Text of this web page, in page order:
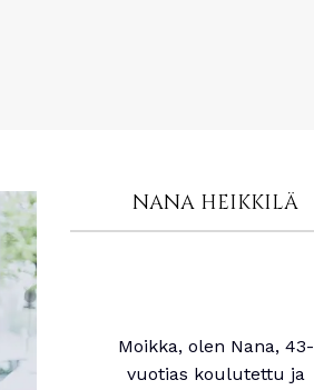
NANA HEIKKILÄ
Moikka, olen Nana, 43-
vuotias koulutettu ja